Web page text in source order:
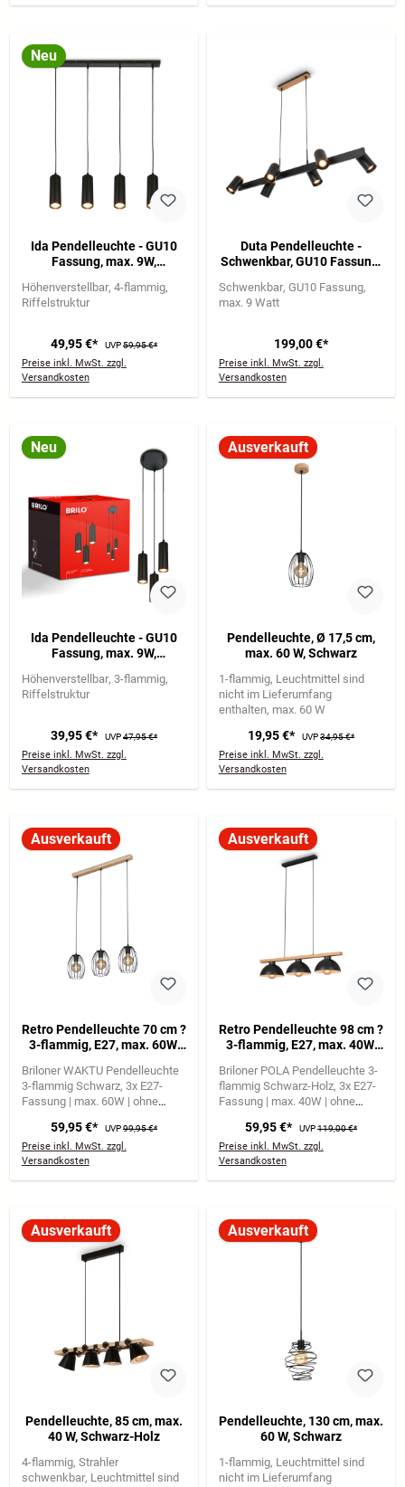
Neu
Ida Pendelleuchte - GU10
Fassung, max. 9W,
Höhenverstellbar 4-flammig
Riffelstruktur
49,95 €* UVP59,95 €*
Preise inkl. MwSt. zzgl.
Versandkosten
Duta Pendelleuchte -
Schwenkbar, GU10 Fassung,
Schwenkbar GU10 Fassung
max. 9 Watt
199,00 €*
Preise inkl. MwSt. zzgl.
Versandkosten
Neu
Ida Pendelleuchte - GU10
Fassung, max. 9W,
Höhenverstellbar 3-flammig
Riffelstruktur
39,95 €* UVP47,95 €*
Preise inkl. MwSt. zzgl.
Versandkosten
Ausverkauft
Pendelleuchte, Ø 17,5 cm,
max. 60 W, Schwarz
1-flammig Leuchtmittel sind
nicht im Lieferumfang
enthalten max. 60 W
19,95 €* UVP34,95 €*
Preise inkl. MwSt. zzgl.
Versandkosten
Ausverkauft
Retro Pendelleuchte 70 cm ?
3-flammig, E27, max. 60W,
Briloner WAKTU Pendelleuchte
3-flammig Schwarz 3x E27-
Fassung | max. 60W | ohne
Metallschirme mit Holzdetails
59,95 €* UVP99,95 €*
Preise inkl. MwSt. zzgl.
Versandkosten
Ausverkauft
Retro Pendelleuchte 98 cm ?
3-flammig, E27, max. 40W,
Schwarz
Briloner POLA Pendelleuchte 3-
flammig Schwarz-Holz 3x E27-
Fassung | max. 40W | ohne
aus schwarzem Metall & Holz
59,95 €* UVP119,00 €*
Preise inkl. MwSt. zzgl.
Versandkosten
Ausverkauft
Pendelleuchte, 85 cm, max.
40 W, Schwarz-Holz
4-flammig Strahler
schwenkbar Leuchtmittel sind
Ausverkauft
Pendelleuchte, 130 cm, max.
60 W, Schwarz
1-flammig Leuchtmittel sind
nicht im Lieferumfang